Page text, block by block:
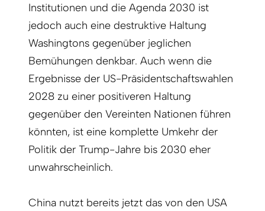
Institutionen und die Agenda 2030 ist
jedoch auch eine destruktive Haltung
Washingtons gegenüber jeglichen
Bemühungen denkbar. Auch wenn die
Ergebnisse der US-Präsidentschaftswahlen
2028 zu einer positiveren Haltung
gegenüber den Vereinten Nationen führen
könnten, ist eine komplette Umkehr der
Politik der Trump-Jahre bis 2030 eher
unwahrscheinlich.
China nutzt bereits jetzt das von den USA